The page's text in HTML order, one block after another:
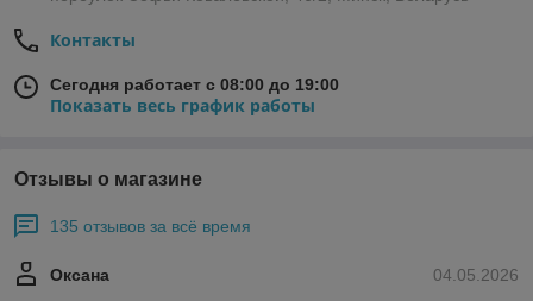
Контакты
Сегодня работает с 08:00 до 19:00
Показать весь график работы
Отзывы о магазине
135 отзывов за всё время
04.05.2026
Оксана